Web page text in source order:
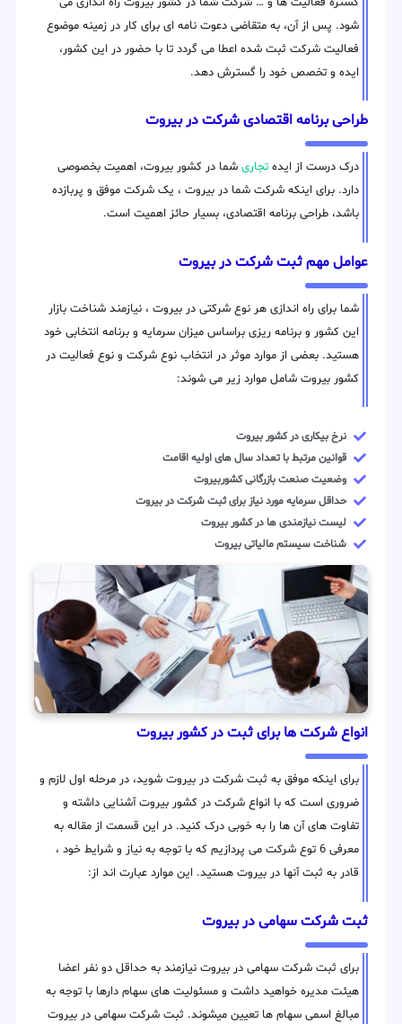
شود. پس از آن، به متقاضی دعوت نامه ای برای کار در زمینه موضوع
فعالیت شرکت ثبت شده اعطا می گردد تا با حضور در این کشور،
ایده و تخصص خود را گسترش دهد.
طراحی برنامه اقتصادی شرکت در بیروت
درک درست از ایده تجاری شما در کشور بیروت، اهمیت بخصوصی
دارد. برای اینکه شرکت شما در بیروت ، یک شرکت موفق و پربازده
باشد، طراحی برنامه اقتصادی، بسیار حائز اهمیت است.
عوامل مهم ثبت شرکت در بیروت
شما برای راه اندازی هر نوع شرکتی در بیروت ، نیازمند شناخت بازار
این کشور و برنامه ریزی براساس میزان سرمایه و برنامه انتخابی خود
هستید. بعضی از موارد موثر در انتخاب نوع شرکت و نوع فعالیت در
کشور بیروت شامل موارد زیر می شوند:
نرخ بیکاری در کشور بیروت
قوانین مرتبط با تعداد سال های اولیه اقامت
وضعیت صنعت بازرگانی کشوربیروت
حداقل سرمایه مورد نیاز برای ثبت شرکت در بیروت
لیست نیازمندی ها در کشور بیروت
شناخت سیستم مالیاتی بیروت
انواع شرکت ها برای ثبت در کشور بیروت
برای اینکه موفق به ثبت شرکت در بیروت شوید، در مرحله اول لازم و
ضروری است که با انواع شرکت در کشور بیروت آشنایی داشته و
تفاوت های آن ها را به خوبی درک کنید. در این قسمت از مقاله به
معرفی 6 توع شرکت می پردازیم که با توجه به نیاز و شرایط خود ،
قادر به ثبت آنها در بیروت هستید. این موارد عبارت اند از:
ثبت شرکت سهامی در بیروت
برای ثبت شرکت سهامی در بیروت نیازمند به حداقل دو نفر اعضا
هیئت مدیره خواهید داشت و مسئولیت های سهام دارها با توجه به
مبالغ اسمی سهام ها تعیین میشوند. ثبت شرکت سهامی در بیروت